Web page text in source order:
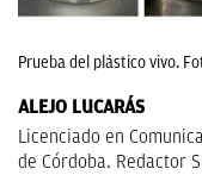
Prueba del plástico vivo.
ALEJO LUCARÁS
Licenciado en
de Córdoba. Redactor